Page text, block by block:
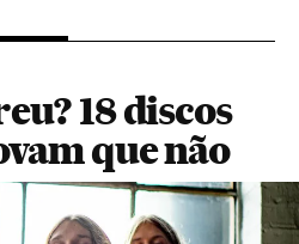
18 discos
que não